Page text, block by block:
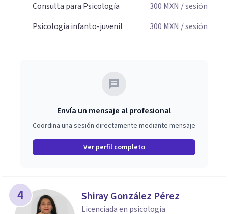
Consulta para Psicología
300 MXN / sesión
Psicología infanto-juvenil
300 MXN / sesión
Envía un mensaje al profesional
Coordina una sesión directamente mediante mensaje
Ver perfil completo
4 Shiray González Pérez
Licenciada en psicología